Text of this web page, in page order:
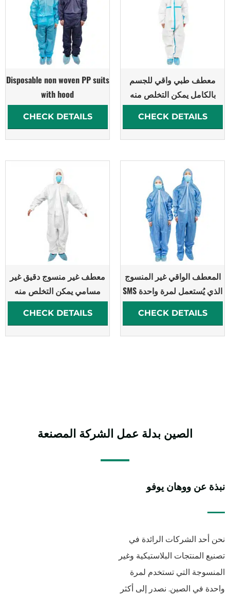
معطف طبي واقي للجسم
بالكامل يمكن التخلص منه
CHECK DETAILS
Disposable non woven PP suits
with hood
CHECK DETAILS
المعطف الواقي غير المنسوج
الذي يُستعمل لمرة واحدة SMS
CHECK DETAILS
معطف غير منسوج دقيق غير
مسامي يمكن التخلص منه
CHECK DETAILS
الصين بدلة عمل الشركة المصنعة
نبذة عن ووهان يوفو
نحن أحد الشركات الرائدة في
تصنيع المنتجات البلاستيكية وغير
المنسوجة التي تستخدم لمرة
واحدة في الصين. نصدر إلى أكثر